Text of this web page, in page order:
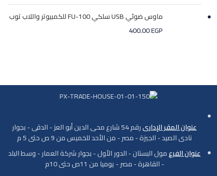
ماوس ضوئي USB سلكي FU-100 للكمبيوتر واللاب توب
400.00EGP
عنوان المقر الإدارى
رقم 54 شارع محى الدين أبو العز - الدقى - بجوار
نادى الصيد - الجيزة - مصر - من الأحد للخميس من 9 ص حتى 5 م
عنوان الفرعمول البستان - الدور الأول - بجوار شركة العمار - وسط البلد
- القاهرة - مصر - يوميا من 11ص حتى 10م